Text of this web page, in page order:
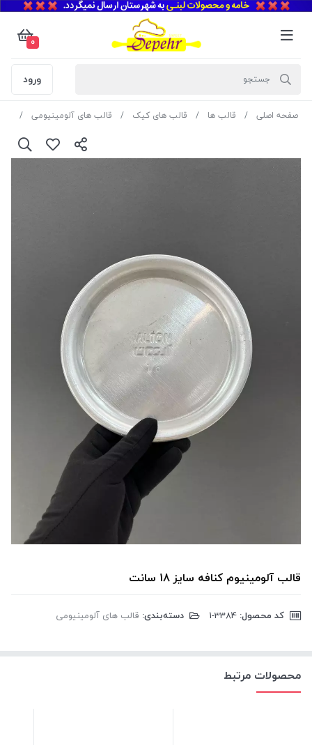
0
ورود
صفحه اصلی قالب ها قالب های کیک قالب های آلومینیومی
قالب آلومینیوم کنافه سایز 18 سانت
کد محصول: دسته‌بندی: قالب های آلومینیومی
محصولات مرتبط